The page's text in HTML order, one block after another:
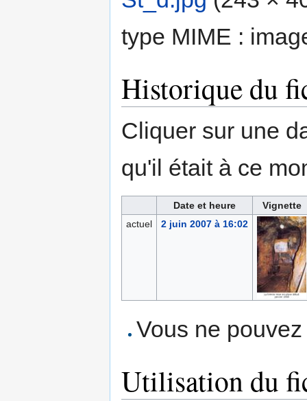
type MIME :
Historique du
Cliquer sur une
qu'il était à ce
Date et heure
Vignette
actuel
2 juin 2007 à 16:02
Vous ne
Utilisation du